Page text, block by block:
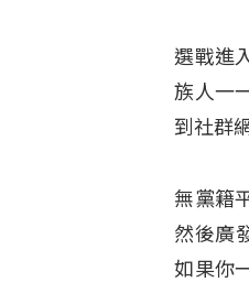
選戰進
族人一
到社群
無黨籍
然後廣
如果你